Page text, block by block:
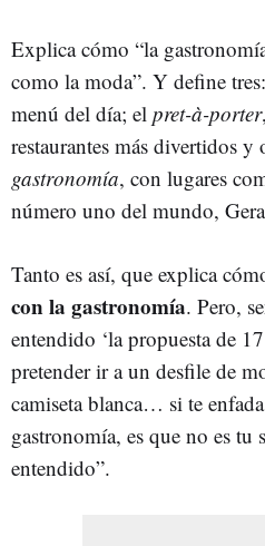
Explica cómo “la
como la moda”. Y define
menú del día; el pret-à-porter
restaurantes más divertidos
gastronomía, con lugares
número uno del mundo,
Tanto es así, que explica
con la gastronomía. Pero,
entendido ‘la propuesta de
pretender ir a un desfile de
camiseta blanca… si te
gastronomía, es que no es tu
entendido”.